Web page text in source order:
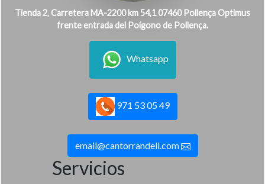
Tienda 2, Carretera MA-2200 km 54,1 07460 Pollença Optimus
frente entrada del Poígono de Pollença.
Whatsapp
971 53 05 49
email@cantorrandell.com
Servicios